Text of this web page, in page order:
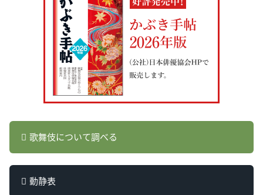
歌舞伎について調べる
動静表